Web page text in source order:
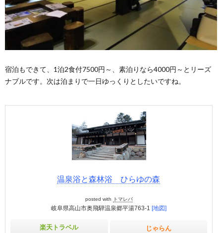
宿泊もできて、1泊2食付7500円～、素泊りなら4000円～とリーズ
ナブルです。次は泊まりで一日ゆっくりとしたいですね。
温泉浴と森林浴 ひらゆの森
posted with トマレバ
岐阜県高山市奥飛騨温泉郷平湯763-1 [地図]
楽天トラベル じゃらん